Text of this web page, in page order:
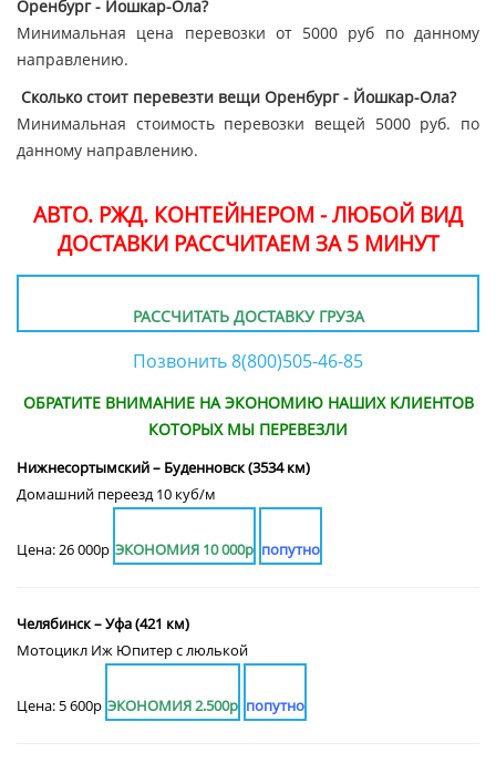
Оренбург - Йошкар-Ола?
Минимальная цена перевозки от 5000 руб по данному
направлению.
Сколько стоит перевезти вещи Оренбург - Йошкар-Ола?
Минимальная стоимость перевозки вещей 5000 руб. по
данному направлению.
АВТО. РЖД. КОНТЕЙНЕРОМ - ЛЮБОЙ ВИД
ДОСТАВКИ РАССЧИТАЕМ ЗА 5 МИНУТ
РАССЧИТАТЬ ДОСТАВКУ ГРУЗА
Позвонить 8(800)505-46-85
ОБРАТИТЕ ВНИМАНИЕ НА ЭКОНОМИЮ НАШИХ КЛИЕНТОВ
КОТОРЫХ МЫ ПЕРЕВЕЗЛИ
Нижнесортымский – Буденновск (3534 км)
Домашний переезд 10 куб/м
Цена: 26 000р ЭКОНОМИЯ 10 000р попутно
Челябинск – Уфа (421 км)
Мотоцикл Иж Юпитер с люлькой
Цена: 5 600р ЭКОНОМИЯ 2.500р попутно